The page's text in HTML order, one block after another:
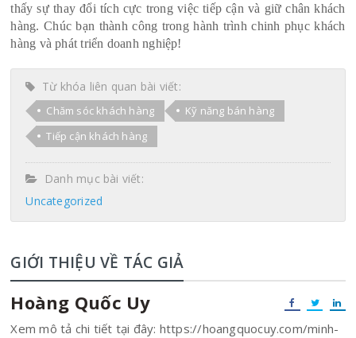
thấy sự thay đổi tích cực trong việc tiếp cận và giữ chân khách
hàng. Chúc bạn thành công trong hành trình chinh phục khách
hàng và phát triển doanh nghiệp!
Từ khóa liên quan bài viết:
Chăm sóc khách hàng
Kỹ năng bán hàng
Tiếp cận khách hàng
Danh mục bài viết:
Uncategorized
GIỚI THIỆU VỀ TÁC GIẢ
Hoàng Quốc Uy
Xem mô tả chi tiết tại đây: https://hoangquocuy.com/minh-